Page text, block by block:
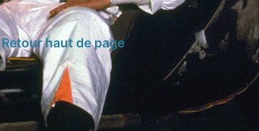
Retour haut de page